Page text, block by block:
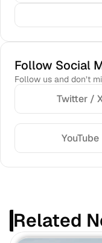
Follow Social
Follow us and don’t
Twitter /
YouTube
Related